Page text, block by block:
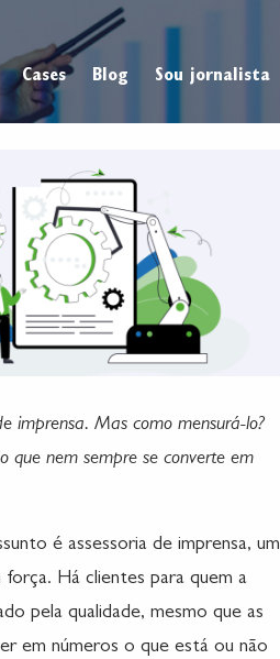
Cases Blog Sou jornalista
imprensa. Mas como mensurá-lo?
que nem sempre se converte em
é assessoria de imprensa, um
Há clientes para quem a
pela qualidade, mesmo que as
em números o que está ou não